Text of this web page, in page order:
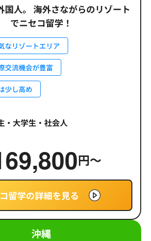
人。 海外さながらのリゾート
でニセコ留学！
なリゾートエリア
交流機会が豊富
少し高め
・大学生・社会人
円〜
留学の詳細を見る
沖縄